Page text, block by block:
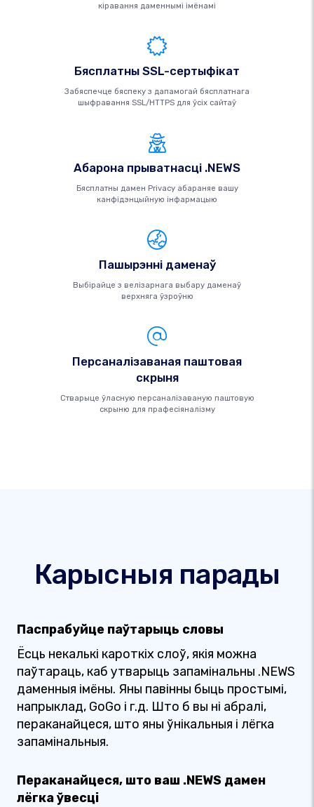
кіравання даменнымі імёнамі
Бясплатны SSL-сертыфікат
Забяспечце бяспеку з дапамогай бясплатнага
шыфравання SSL/HTTPS для ўсіх сайтаў
Абарона прыватнасці .NEWS
Бясплатны дамен Privacy абараняе вашу
канфідэнцыйную інфармацыю
Пашырэнні даменаў
Выбірайце з велізарнага выбару даменаў
верхняга ўзроўню
Персаналізаваная паштовая
скрыня
Стварыце ўласную персаналізаваную паштовую
скрыню для прафесіяналізму
Карысныя парады
Паспрабуйце паўтарыць словы
Ёсць некалькі кароткіх слоў, якія можна
паўтараць, каб утварыць запамінальны .NEWS
даменныя імёны. Яны павінны быць простымі,
напрыклад, GoGo і г.д. Што б вы ні абралі,
пераканайцеся, што яны ўнікальныя і лёгка
запамінальныя.
Пераканайцеся, што ваш .NEWS дамен
лёгка ўвесці